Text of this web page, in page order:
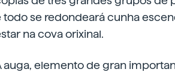
todo se redondeará cunha
na cova orixinal.
auga, elemento de gran